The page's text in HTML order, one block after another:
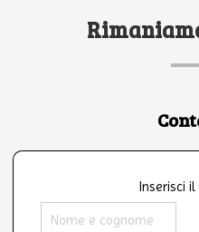
Inserisci